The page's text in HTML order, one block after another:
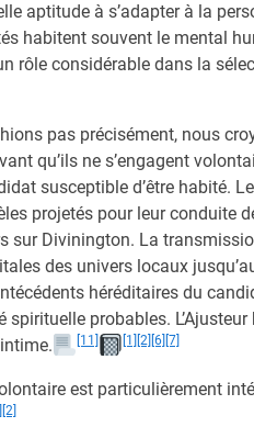
aptitude à s’adapter à la
habitent souvent le mental
rôle considérable dans la
pas précisément, nous
qu’ils ne s’engagent
susceptible d’être habité.
projetés pour leur conduite
sur Divinington. La
des univers locaux
héréditaires du
spirituelle probables.
[11] [1] [2] [6] [7]
est particulièrement
[2]